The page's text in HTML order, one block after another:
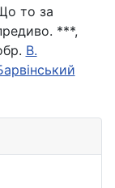
то за
***,
В.